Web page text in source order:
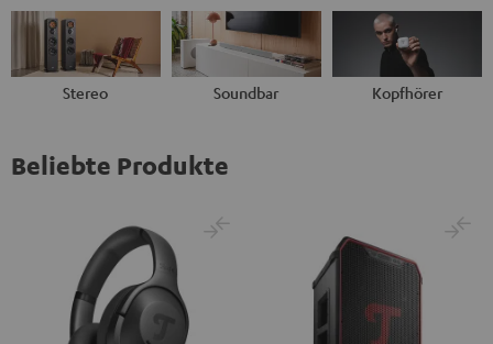
Stereo Soundbar Kopfhörer
Beliebte Produkte